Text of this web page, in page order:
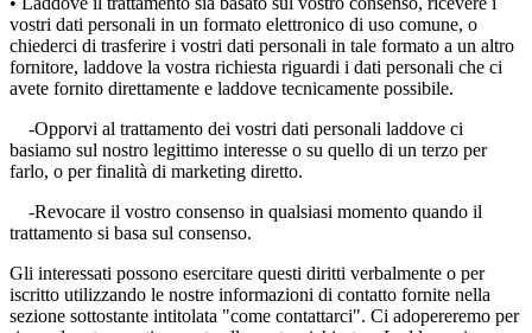
vostri dati personali in un formato elettronico di uso comune, o
chiederci di trasferire i vostri dati personali in tale formato a un altro
fornitore, laddove la vostra richiesta riguardi i dati personali che ci
avete fornito direttamente e laddove tecnicamente possibile.
-Opporvi al trattamento dei vostri dati personali laddove ci
basiamo sul nostro legittimo interesse o su quello di un terzo per
farlo, o per finalità di marketing diretto.
-Revocare il vostro consenso in qualsiasi momento quando il
trattamento si basa sul consenso.
Gli interessati possono esercitare questi diritti verbalmente o per
iscritto utilizzando le nostre informazioni di contatto fornite nella
sezione sottostante intitolata "come contattarci". Ci adopereremo per